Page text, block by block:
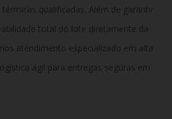
qualificadas. Além de garantir
total do lote diretamente da
atendimento especializado em alta
ágil para entregas seguras em